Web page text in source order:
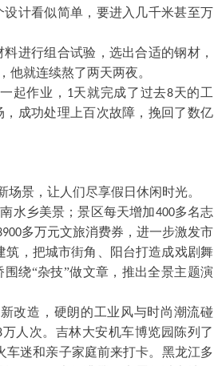
计看似简单，要进入几千米甚至万
进行组合试验，选出合适的钢材，
就连续熬了两天两夜。
起作业， 1天就完成了过去8天的工
成功处理上百次故障，挽回了数亿
景，让人们尽享假日休闲时光。
水乡美景；景区每天增加400多名志
多万元文旅消费券，进一步激发市
筑，把城市街角、阳台打造成戏剧舞
绕“杂技”做文章，推出全景主题演
改造，硬朗的工业风与时尚潮流碰
万人次。吉林大安机车博览园陈列了
迷和亲子家庭前来打卡。黑龙江多